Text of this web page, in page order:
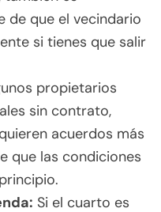
de que el vecindario
si tienes que salir
propietarios
sin contrato,
acuerdos más
que las condiciones
Si el cuarto es